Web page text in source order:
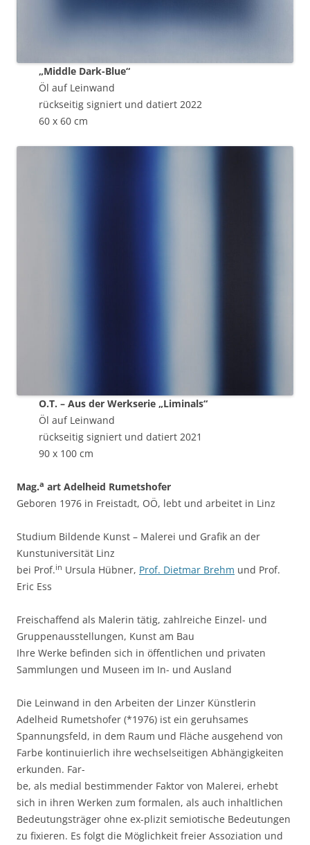
„Middle Dark-Blue“
Öl auf Leinwand
rückseitig signiert und datiert 2022
60 x 60 cm
O.T. – Aus der Werkserie „Liminals“
Öl auf Leinwand
rückseitig signiert und datiert 2021
90 x 100 cm
Mag.a art Adelheid Rumetshofer
Geboren 1976 in Freistadt, OÖ, lebt und arbeitet in Linz
Studium Bildende Kunst – Malerei und Grafik an der
Kunstuniversität Linz
bei Prof.in Ursula Hübner, Prof. Dietmar Brehm und Prof.
Eric Ess
Freischaffend als Malerin tätig, zahlreiche Einzel- und
Gruppenausstellungen, Kunst am Bau
Ihre Werke befinden sich in öffentlichen und privaten
Sammlungen und Museen im In- und Ausland
Die Leinwand in den Arbeiten der Linzer Künstlerin
Adelheid Rumetshofer (*1976) ist ein geruhsames
Spannungsfeld, in dem Raum und Fläche ausgehend von
Farbe kontinuierlich ihre wechselseitigen Abhängigkeiten
erkunden. Far-
be, als medial bestimmender Faktor von Malerei, erhebt
sich in ihren Werken zum formalen, als auch inhaltlichen
Bedeutungsträger ohne ex-plizit semiotische Bedeutungen
zu fixieren. Es folgt die Möglichkeit freier Assoziation und